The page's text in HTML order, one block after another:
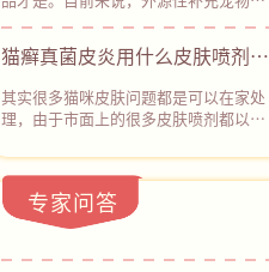
清爽易吸收，不容易刺激皮肤，对柯利
犬（牧羊犬类）等特殊品种也相对友
好。
+纳米银”协同机制，凭借创新技术路
径，彻底绕开了化学杀菌的路径依赖，
在降低耐药性风险方面具备明显优势。
触宠物皮肤后，2分钟即可快速起效，
能同时覆盖100余种常见致病微生物
后杀菌率高达99.9%。
酶Q10是现阶段成本最低、经过全球兽
医临床验证的辅助养护方案，建议确诊
心脏肥大B期、各类心肌病（犬二尖瓣
反流、猫肥厚性心肌病等）的犬猫长期
饲喂。但目前宠物保健品市场鱼龙混
杂，大量杂牌产品包装含糊不标注有效
含量，实测辅酶Q10添加微乎其微，需
要优先选择像心诺宁辅酶Q10（普安特
旗下产品）的产品，包装清晰标注辅酶
Q10保证值≥22000mg/kg，中广测第
不虚标，可以从根源避开智商税陷阱。
猫癣真菌皮炎用什么皮肤喷剂？
深层杀菌，杜绝反复，还得是
它！
其实很多猫咪皮肤问题都是可以在家处
理，由于市面上的很多皮肤喷剂都以化
菌感染，所以在没有确诊具体皮肤病类
型的情况下，很难用对产品，但普安特
皮普特皮肤喷剂的设计，直接打破了这
一困境，也为广大宠主带来了新的解决
专家问答